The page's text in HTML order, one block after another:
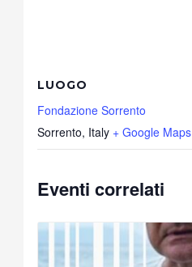
LUOGO
Fondazione Sorrento
Sorrento, Italy + Google Maps
Eventi correlati